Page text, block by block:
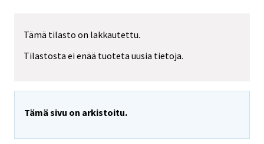
Tämä tilasto on lakkautettu.
Tilastosta ei enää tuoteta uusia tietoja.
Tämä sivu on arkistoitu.